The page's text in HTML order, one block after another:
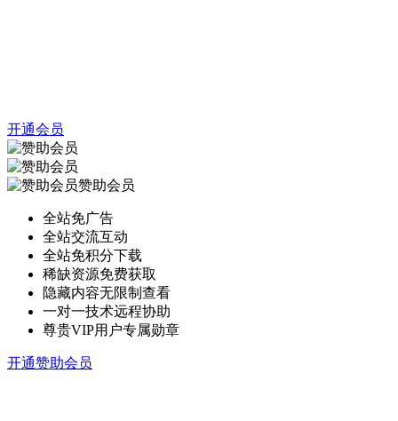
开通会员
赞助会员
全站免广告
全站交流互动
全站免积分下载
稀缺资源免费获取
隐藏内容无限制查看
一对一技术远程协助
尊贵VIP用户专属勋章
开通赞助会员